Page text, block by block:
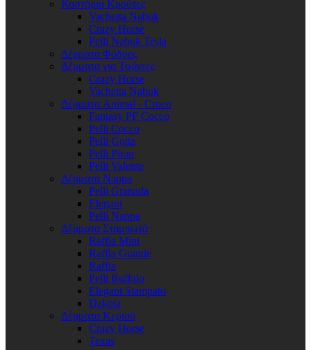
Καστόρια Κρούτες
Vachetta Nabuk
Crazy Horse
Pelli Nabuk Tesla
Δέρματα Φόδρες
Δέρματα για Τσάντες
Crazy Horse
Vachetta Nabuk
Δέρματα Animal - Croco
Fantasy PF Cocco
Pelli Cocco
Pelli Gotta
Pelli Piton
Pelli Valente
Δέρματα Nappa
Pelli Granada
Elegant
Pelli Nappa
Δέρματα Σταμπωτά
Raffia Mini
Raffia Grande
Raffia
Pelli Buffalo
Elegant Stampato
Dakota
Δέρματα Κεριού
Crazy Horse
Texas